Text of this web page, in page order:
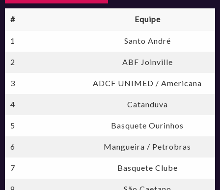
# Equipe
1 Santo André
2 ABF Joinville
3 ADCF UNIMED / Americana
4 Catanduva
5 Basquete Ourinhos
6 Mangueira / Petrobras
7 Basquete Clube